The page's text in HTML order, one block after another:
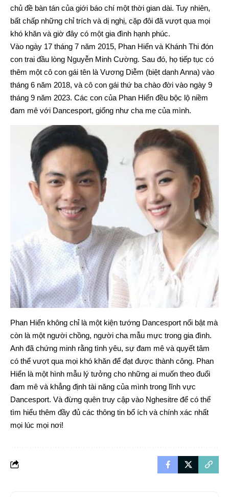
chủ đề bàn tán của giới báo chí một thời gian dài. Tuy nhiên,
bất chấp những chỉ trích và dị nghị, cặp đôi đã vượt qua mọi
khó khăn và giờ đây có một gia đình hạnh phúc.
Vào ngày 17 tháng 7 năm 2015, Phan Hiển và Khánh Thi đón
con trai đầu lòng Nguyễn Minh Cường. Sau đó, họ tiếp tục có
thêm một cô con gái tên là Vương Diễm (biệt danh Anna) vào
tháng 6 năm 2018, và cô con gái thứ ba chào đời vào ngày 9
tháng 9 năm 2023. Các con của Phan Hiển đều bộc lộ niềm
đam mê với Dancesport, giống như cha mẹ của mình.
Phan Hiển không chỉ là một kiện tướng Dancesport nổi bật mà
còn là một người chồng, người cha mẫu mực trong gia đình.
Anh đã chứng minh rằng tình yêu, sự đam mê và quyết tâm
có thể vượt qua mọi khó khăn để đạt được thành công. Phan
Hiển là một hình mẫu lý tưởng cho những ai muốn theo đuổi
đam mê và khẳng định tài năng của mình trong lĩnh vực
Dancesport. Và đừng quên truy cập vào Nghesitre để có thể
tìm hiểu thêm đầy đủ các thông tin bổ ích và chính xác nhất
mọi lúc mọi nơi!